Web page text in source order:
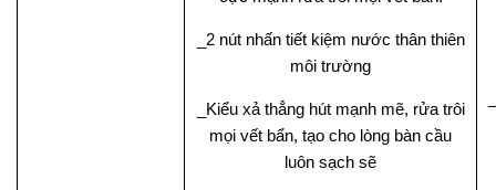
_2 nút nhấn tiết kiệm nước thân thiên
môi trường
_Kiểu xả thẳng hút mạnh mẽ, rửa trôi
mọi vết bẩn, tạo cho lòng bàn cầu
luôn sạch sẽ